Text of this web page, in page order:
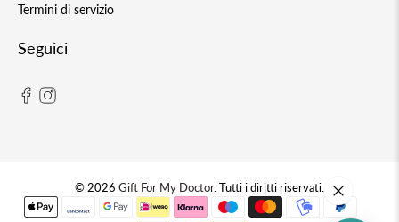
Termini di servizio
Seguici
© 2026 Gift For My Doctor.Tutti i diritti riservati.